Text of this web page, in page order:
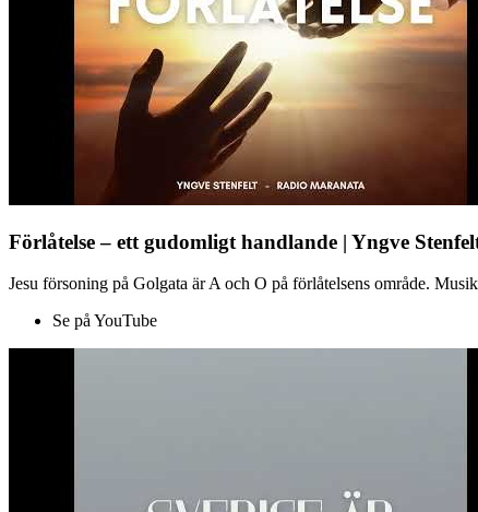
Förlåtelse – ett gudomligt handlande | Yngve
Jesu försoning på Golgata är A och O på förlåtelsens område.
Se på YouTube